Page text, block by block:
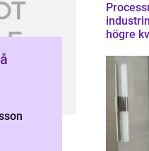
högre